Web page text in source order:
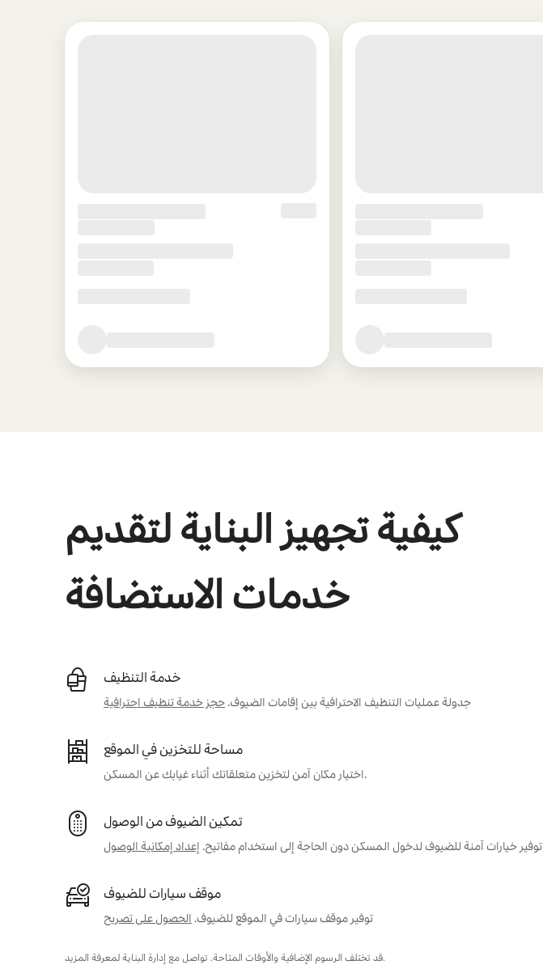
كيفية تجهيز البناية لتقديم
خدمات الاستضافة
خدمة التنظيف
جدولة عمليات التنظيف الاحترافية بين إقامات الضيوف. حجز خدمة تنظيف احترافية
مساحة للتخزين في الموقع
اختيار مكان آمن لتخزين متعلقاتك أثناء غيابك عن المسكن.
تمكين الضيوف من الوصول
توفير خيارات آمنة للضيوف لدخول المسكن دون الحاجة إلى استخدام مفاتيح. إعداد إمكانية الوصول
موقف سيارات للضيوف
توفير موقف سيارات في الموقع للضيوف. الحصول على تصريح
قد تختلف الرسوم الإضافية والأوقات المتاحة. تواصل مع إدارة البناية لمعرفة المزيد.